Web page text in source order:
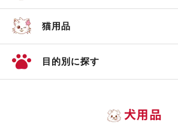
猫用品
目的別に探す
犬用品